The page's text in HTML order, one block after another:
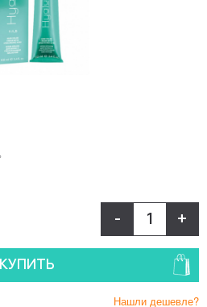
- +
КУПИТЬ
Нашли дешевле?